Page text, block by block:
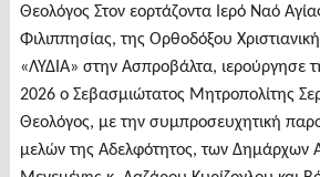
Θεολόγος Στον εορτάζοντα Ιερό Ναό
Φιλιππησίας, της Ορθοδόξου
«ΛΥΔΙΑ» στην Ασπροβάλτα, ιερούργησε
2026 ο Σεβασμιώτατος Μητροπολίτης
Θεολόγος, με την συμπροσευχητική
μελών της Aδελφότητος, των Δημάρχων